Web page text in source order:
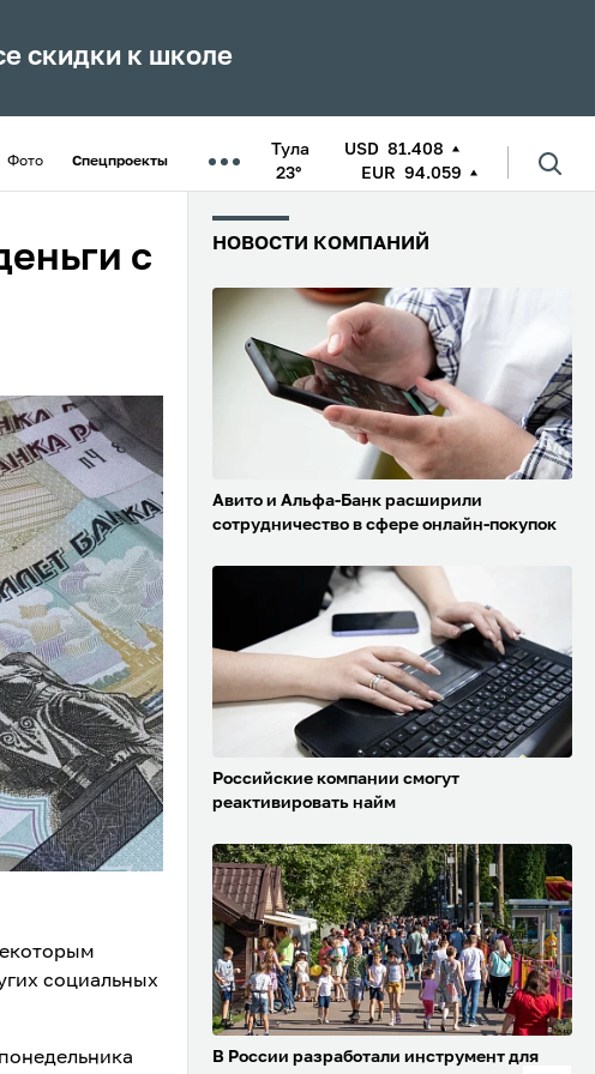
скидки к школе
Фото Спецпроекты
Тула
23°
USD 81.408
EUR 94.059
с
социальных
НОВОСТИ КОМПАНИЙ
Авито и Альфа-Банк расширили
сотрудничество в сфере онлайн-покупок
Российские компании смогут
реактивировать найм
В России разработали инструмент для